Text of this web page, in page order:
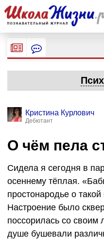
Кристина Курлович
Дебютант
О чём пела
Сидела я сегодня в
осеннему тёплая.
простонародье о
Настроение было
поссорилась со
душе бушевали